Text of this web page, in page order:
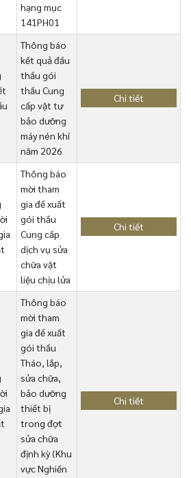
hạng mục
141PH01
Thông báo
kết quả đầu
thầu gói
thầu Cung
cấp vật tư
bảo dưỡng
máy nén khí
năm 2026
Chi tiết
Thông báo
mời tham
gia đề xuất
gói thầu
Cung cấp
dịch vụ sửa
chữa vật
liệu chịu lửa
Chi tiết
Thông báo
mời tham
gia đề xuất
gói thầu
Tháo, lắp,
sửa chữa,
bảo dưỡng
thiết bị
trong đợt
sửa chữa
định kỳ (Khu
vực Nghiền
Chi tiết